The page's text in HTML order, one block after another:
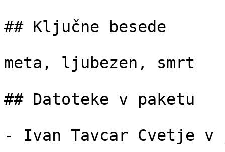
## Ključne besede
meta, ljubezen, smrt
## Datoteke v paketu
- Ivan Tavcar Cvetje